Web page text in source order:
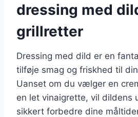
dressing med
grillretter
Dressing med dild er en
tilføje smag og friskhed til
Uanset om du vælger en
en let vinaigrette, vil dildens
sikkert forbedre dine